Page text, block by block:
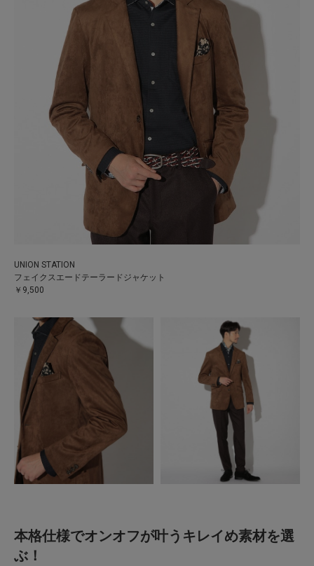
UNION STATION
フェイクスエードテーラードジャケット
￥9,500
本格仕様でオンオフが叶うキレイめ素材を選
ぶ！